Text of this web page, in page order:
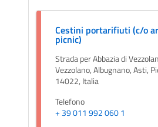
Cestini portarifiuti (c/o
picnic)
Strada per Abbazia di
Vezzolano, Albugnano, Asti,
14022, Italia
Telefono
+ 39 011 992 060 1